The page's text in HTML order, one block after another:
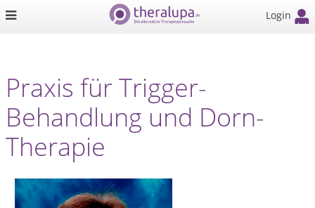
Login
Praxis für Trigger-
Behandlung und Dorn-
Therapie